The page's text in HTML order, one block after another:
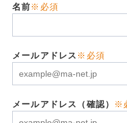
名前※必須
メールアドレス ※必須
メールアドレス（確認） ※